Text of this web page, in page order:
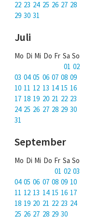
22 23 24 25 26 27 28
29 30 31
Juli
Mo Di Mi Do Fr Sa So
01 02
03 04 05 06 07 08 09
10 11 12 13 14 15 16
17 18 19 20 21 22 23
24 25 26 27 28 29 30
31
September
Mo Di Mi Do Fr Sa So
01 02 03
04 05 06 07 08 09 10
11 12 13 14 15 16 17
18 19 20 21 22 23 24
25 26 27 28 29 30